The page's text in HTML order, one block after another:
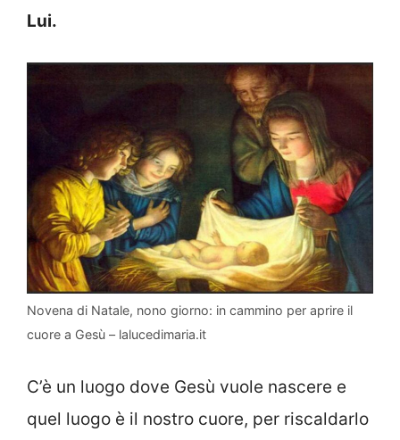
Lui.
Novena di Natale, nono giorno: in cammino per aprire il
cuore a Gesù – lalucedimaria.it
C’è un luogo dove Gesù vuole nascere e
quel luogo è il nostro cuore, per riscaldarlo